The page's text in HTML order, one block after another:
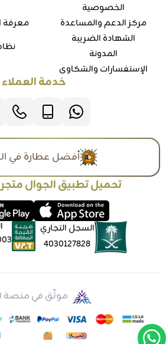
الخصوصية
مركز الدعم والمساعدة
الشهادة الضريبة
المدونة
الإستفسارات والشكاوي
معرفة
خدمة العملاء
أفضل عطارة في
تحميل تطبيق الجوال
السجل التجاري
4030127828
موثّق في منصة